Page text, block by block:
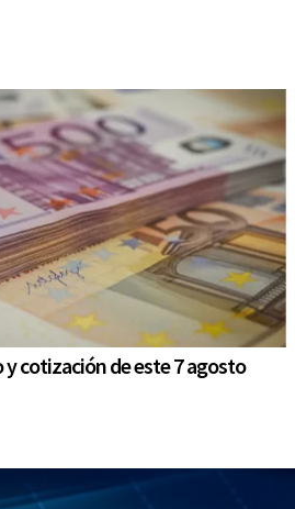
y cotización de este 7 agosto